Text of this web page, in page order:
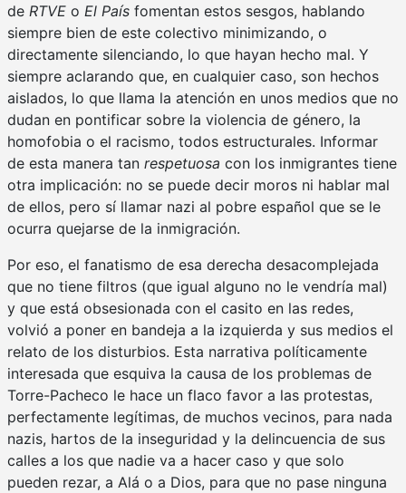
de RTVE o El País fomentan estos sesgos, hablando
siempre bien de este colectivo minimizando, o
directamente silenciando, lo que hayan hecho mal. Y
siempre aclarando que, en cualquier caso, son hechos
aislados, lo que llama la atención en unos medios que no
dudan en pontificar sobre la violencia de género, la
homofobia o el racismo, todos estructurales. Informar
de esta manera tan respetuosa con los inmigrantes tiene
otra implicación: no se puede decir moros ni hablar mal
de ellos, pero sí llamar nazi al pobre español que se le
ocurra quejarse de la inmigración.
Por eso, el fanatismo de esa derecha desacomplejada
que no tiene filtros (que igual alguno no le vendría mal)
y que está obsesionada con el casito en las redes,
volvió a poner en bandeja a la izquierda y sus medios el
relato de los disturbios. Esta narrativa políticamente
interesada que esquiva la causa de los problemas de
Torre-Pacheco le hace un flaco favor a las protestas,
perfectamente legítimas, de muchos vecinos, para nada
nazis, hartos de la inseguridad y la delincuencia de sus
calles a los que nadie va a hacer caso y que solo
pueden rezar, a Alá o a Dios, para que no pase ninguna